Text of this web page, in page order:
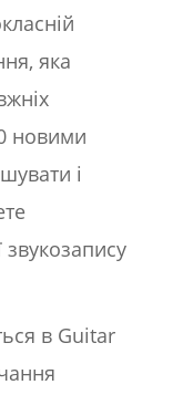
яка
новими
і
звукозапису
в Guitar